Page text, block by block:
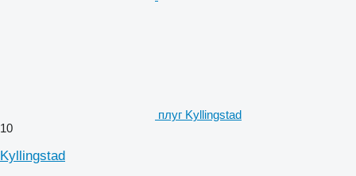
плуг Kyllingstad
10
Kyllingstad